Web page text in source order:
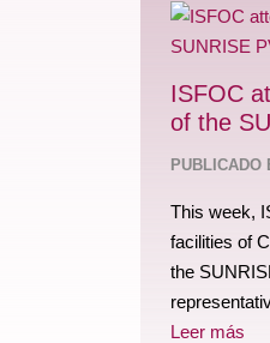
ISFOC
of the
PUBLICADO
This week,
facilities of
the
Leer más